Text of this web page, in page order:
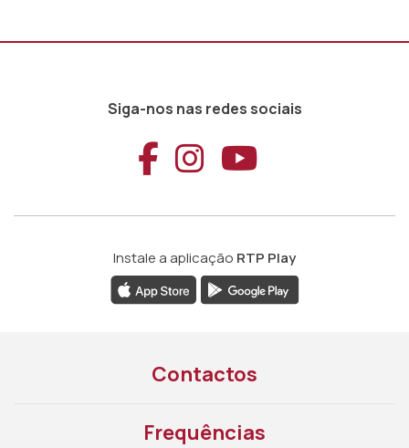
Siga-nos nas redes sociais
Aceder ao
Aceder ao
Aceder
Instale a aplicação RTP Play
Contactos
Frequências